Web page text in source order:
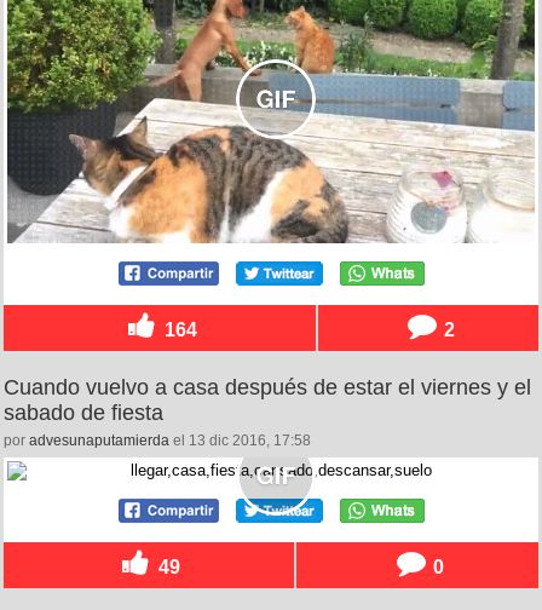
164 2
Cuando vuelvo a casa después de estar el viernes y el
sabado de fiesta
por advesunaputamierda el 13 dic 2016, 17:58
49 0